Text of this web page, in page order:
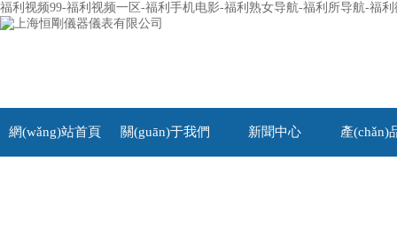
福利视频99-福利视频一区-福利手机电影-福利熟女导航-福利所导航-福
網(wǎng)站首頁 關(guān)于我們 新聞中心 產(chǎn)